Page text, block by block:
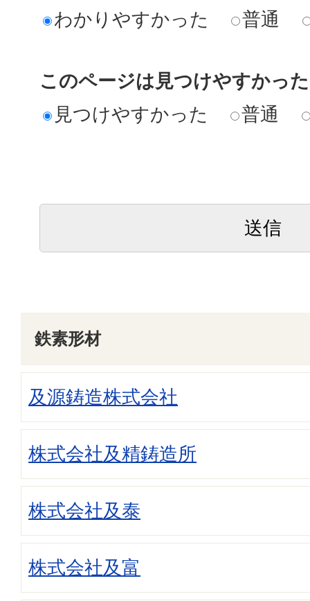
わかりやすかった 普通
このページは見つけやすかっ
見つけやすかった
普通
鉄素形材
及源鋳造株式会社
株式会社及精鋳造所
株式会社及泰
株式会社及富